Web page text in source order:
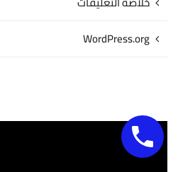
WordPress.org